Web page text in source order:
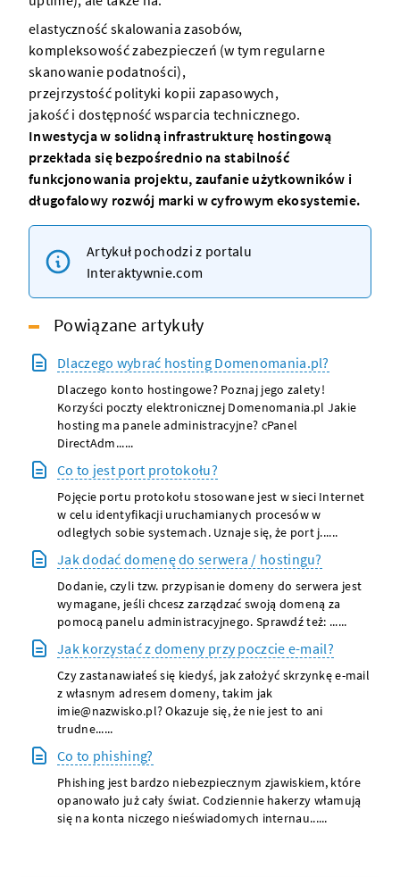
elastyczność skalowania zasobów,
kompleksowość zabezpieczeń (w tym regularne
skanowanie podatności),
przejrzystość polityki kopii zapasowych,
jakość i dostępność wsparcia technicznego.
Inwestycja w solidną infrastrukturę hostingową
przekłada się bezpośrednio na stabilność
funkcjonowania projektu, zaufanie użytkowników i
długofalowy rozwój marki w cyfrowym ekosystemie.
Artykuł pochodzi z portalu
Interaktywnie.com
Powiązane artykuły
Dlaczego wybrać hosting Domenomania.pl?
Dlaczego konto hostingowe? Poznaj jego zalety!
Korzyści poczty elektronicznej Domenomania.pl Jakie
hosting ma panele administracyjne? cPanel
DirectAdm......
Co to jest port protokołu?
Pojęcie portu protokołu stosowane jest w sieci Internet
w celu identyfikacji uruchamianych procesów w
odległych sobie systemach. Uznaje się, że port j......
Jak dodać domenę do serwera / hostingu?
Dodanie, czyli tzw. przypisanie domeny do serwera jest
wymagane, jeśli chcesz zarządzać swoją domeną za
pomocą panelu administracyjnego. Sprawdź też: ......
Jak korzystać z domeny przy poczcie e-mail?
Czy zastanawiałeś się kiedyś, jak założyć skrzynkę e-mail
z własnym adresem domeny, takim jak
imie@nazwisko.pl? Okazuje się, że nie jest to ani
trudne......
Co to phishing?
Phishing jest bardzo niebezpiecznym zjawiskiem, które
opanowało już cały świat. Codziennie hakerzy włamują
się na konta niczego nieświadomych internau......